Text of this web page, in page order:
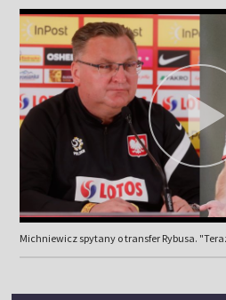
Michniewicz spytany o transfer Rybusa.